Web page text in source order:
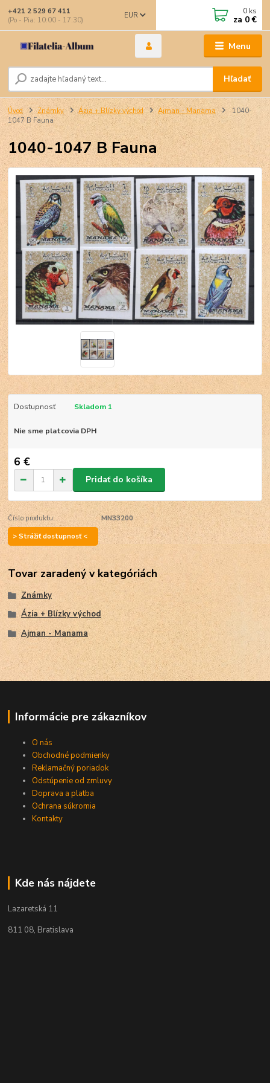
Menu
EUR
Hľadať
+421 2 529 67 411
(Po - Pia: 10:00 - 17:30)
0 ks
za 0 €
Úvod Známky Ázia + Blízky východ Ajman - Manama
1040-
1047 B Fauna
1040-1047 B Fauna
Dostupnosť Skladom 1
Nie sme platcovia DPH
6 €
Pridať do košíka
Číslo produktu:
MN33200
> Strážiť dostupnosť <
Tovar zaradený v kategóriách
Známky
Ázia + Blízky východ
Ajman - Manama
Informácie pre zákazníkov
O nás
Obchodné podmienky
Reklamačný poriadok
Odstúpenie od zmluvy
Doprava a platba
Ochrana súkromia
Kontakty
Kde nás nájdete
Lazaretská 11
811 08, Bratislava